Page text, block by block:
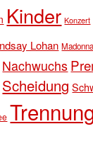
Kinder Konzert
Lohan Madonna
Nachwuchs
Scheidung